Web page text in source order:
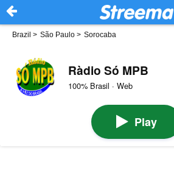
Brazil > São Paulo > Sorocaba
Ràdio Só MPB
100% Brasil · Web
Play